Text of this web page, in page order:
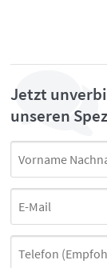
Jetzt
unseren